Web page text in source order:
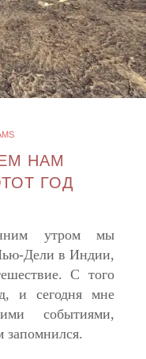
НАМ
ГОД
утром мы
Дели в Индии,
С того
и сегодня мне
событиями,